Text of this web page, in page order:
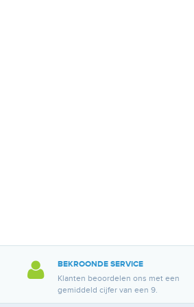
BEKROONDE SERVICE
Klanten beoordelen ons met een
gemiddeld cijfer van een 9.